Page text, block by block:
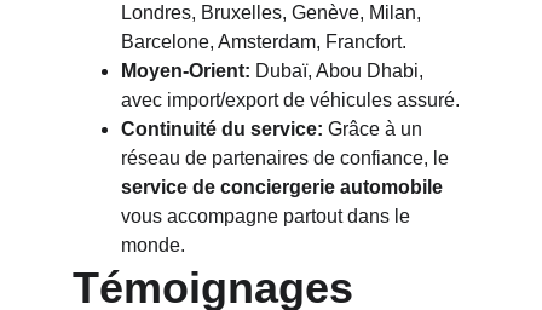
Londres, Bruxelles, Genève, Milan,
Barcelone, Amsterdam, Francfort.
Moyen-Orient: Dubaï, Abou Dhabi,
avec import/export de véhicules assuré.
Continuité du service: Grâce à un
réseau de partenaires de confiance, le
service de conciergerie automobile
vous accompagne partout dans le
monde.
Témoignages